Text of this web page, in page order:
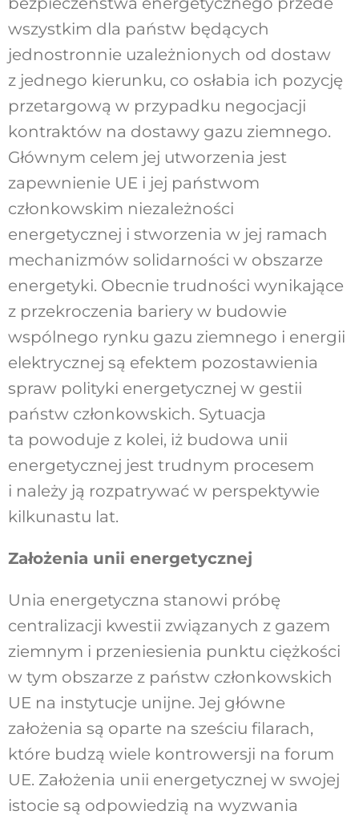
wszystkim dla państw będących
jednostronnie uzależnionych od dostaw
z jednego kierunku, co osłabia ich pozycję
przetargową w przypadku negocjacji
kontraktów na dostawy gazu ziemnego.
Głównym celem jej utworzenia jest
zapewnienie UE i jej państwom
członkowskim niezależności
energetycznej i stworzenia w jej ramach
mechanizmów solidarności w obszarze
energetyki. Obecnie trudności wynikające
z przekroczenia bariery w budowie
wspólnego rynku gazu ziemnego i energii
elektrycznej są efektem pozostawienia
spraw polityki energetycznej w gestii
państw członkowskich. Sytuacja
ta powoduje z kolei, iż budowa unii
energetycznej jest trudnym procesem
i należy ją rozpatrywać w perspektywie
kilkunastu lat.
Założenia unii energetycznej
Unia energetyczna stanowi próbę
centralizacji kwestii związanych z gazem
ziemnym i przeniesienia punktu ciężkości
w tym obszarze z państw członkowskich
UE na instytucje unijne. Jej główne
założenia są oparte na sześciu filarach,
które budzą wiele kontrowersji na forum
UE. Założenia unii energetycznej w swojej
istocie są odpowiedzią na wyzwania